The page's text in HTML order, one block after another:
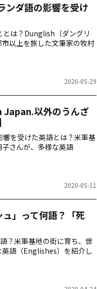
ンダ語の影響を受け
とは？Dunglish（ダングリ
以上を旅した文筆家の牧村
2020-05-29
以外のうんざ
を受けた英語とは？米軍基
さんが、多様な英語
2020-05-11
」って何語？「死
？米軍基地の街に育ち、世
語（Englishes）を紹介し